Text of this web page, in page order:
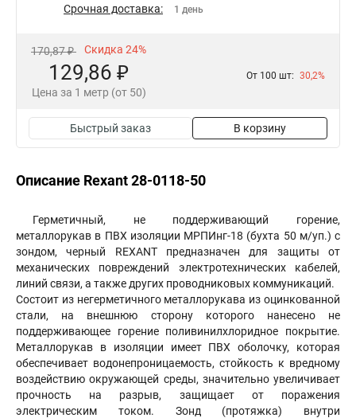
Срочная доставка: 1 день
170,87 ₽ Скидка 24%
129,86 ₽
Цена за 1 метр (от 50)
От 100 шт: 30,2%
Быстрый заказ В корзину
Описание Rexant 28-0118-50
Герметичный, не поддерживающий горение,
металлорукав в ПВХ изоляции МРПИнг-18 (бухта 50 м/уп.) с
зондом, черный REXANT предназначен для защиты от
механических повреждений электротехнических кабелей,
линий связи, а также других проводниковых коммуникаций.
Состоит из негерметичного металлорукава из оцинкованной
стали, на внешнюю сторону которого нанесено не
поддерживающее горение поливинилхлоридное покрытие.
Металлорукав в изоляции имеет ПВХ оболочку, которая
обеспечивает водонепроницаемость, стойкость к вредному
воздействию окружающей среды, значительно увеличивает
прочность на разрыв, защищает от поражения
электрическим током. Зонд (протяжка) внутри